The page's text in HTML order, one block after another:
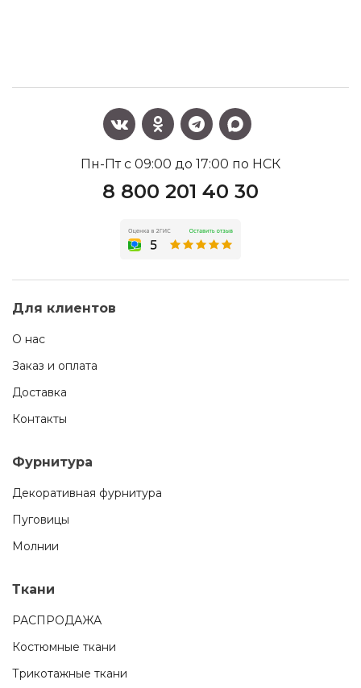
Пн-Пт с 09:00 до 17:00 по НСК
8 800 201 40 30
Для клиентов
О нас
Заказ и оплата
Доставка
Контакты
Фурнитура
Декоративная фурнитура
Пуговицы
Молнии
Ткани
РАСПРОДАЖА
Костюмные ткани
Трикотажные ткани